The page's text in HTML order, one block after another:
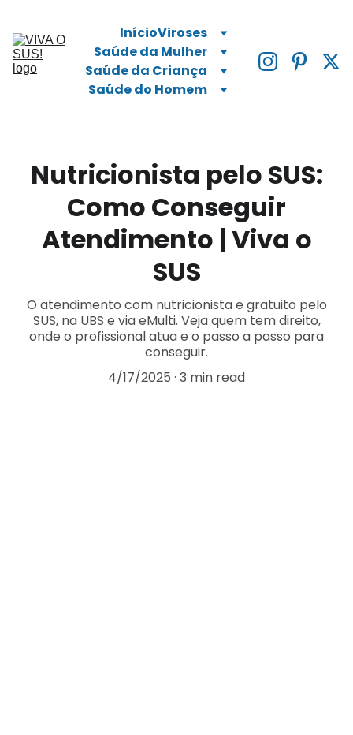
InícioViroses
Saúde da Mulher
Saúde da Criança
Saúde do Homem
Nutricionista pelo SUS:
Como Conseguir
Atendimento | Viva o
SUS
O atendimento com nutricionista e gratuito pelo
SUS, na UBS e via eMulti. Veja quem tem direito,
onde o profissional atua e o passo a passo para
conseguir.
4/17/2025 3 min read